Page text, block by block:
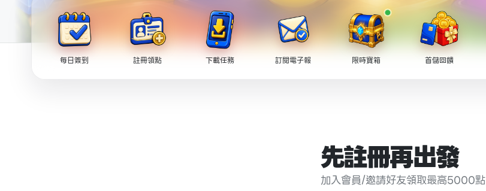
每日簽到 註冊領點 下載任務 訂閱電子報 限時寶箱 首儲回饋
先註冊再出發
加入會員/邀請好友領取最高5000點